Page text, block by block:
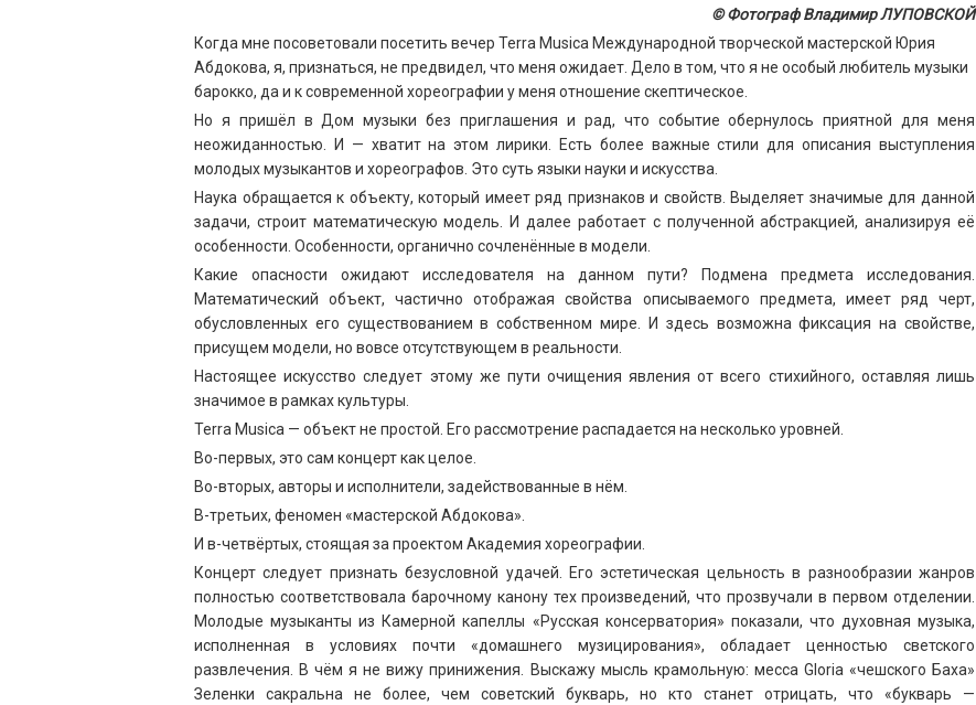
© Фотограф Владимир ЛУПОВСКОЙ
Когда мне посоветовали посетить вечер Terra Musica Международной творческой мастерской Юрия
Абдокова, я, признаться, не предвидел, что меня ожидает. Дело в том, что я не особый любитель музыки
барокко, да и к современной хореографии у меня отношение скептическое.
Но я пришёл в Дом музыки без приглашения и рад, что событие обернулось приятной для меня
неожиданностью. И — хватит на этом лирики. Есть более важные стили для описания выступления
молодых музыкантов и хореографов. Это суть языки науки и искусства.
Наука обращается к объекту, который имеет ряд признаков и свойств. Выделяет значимые для данной
задачи, строит математическую модель. И далее работает с полученной абстракцией, анализируя её
особенности. Особенности, органично сочленённые в модели.
Какие опасности ожидают исследователя на данном пути? Подмена предмета исследования.
Математический объект, частично отображая свойства описываемого предмета, имеет ряд черт,
обусловленных его существованием в собственном мире. И здесь возможна фиксация на свойстве,
присущем модели, но вовсе отсутствующем в реальности.
Настоящее искусство следует этому же пути очищения явления от всего стихийного, оставляя лишь
значимое в рамках культуры.
Terra Musica — объект не простой. Его рассмотрение распадается на несколько уровней.
Во-первых, это сам концерт как целое.
Во-вторых, авторы и исполнители, задействованные в нём.
В-третьих, феномен «мастерской Абдокова».
И в-четвёртых, стоящая за проектом Академия хореографии.
Концерт следует признать безусловной удачей. Его эстетическая цельность в разнообразии жанров
полностью соответствовала барочному канону тех произведений, что прозвучали в первом отделении.
Молодые музыканты из Камерной капеллы «Русская консерватория» показали, что духовная музыка,
исполненная в условиях почти «домашнего музицирования», обладает ценностью светского
развлечения. В чём я не вижу принижения. Выскажу мысль крамольную: месса Gloria «чешского Баха»
Зеленки сакральна не более, чем советский букварь, но кто станет отрицать, что «букварь —